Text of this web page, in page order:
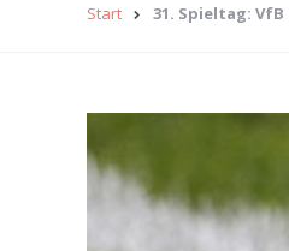
Start 31. Spieltag: